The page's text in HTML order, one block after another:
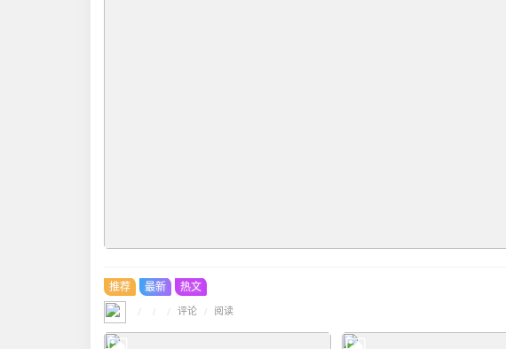
推荐 最新 热文
/ / / 评论 / 阅读